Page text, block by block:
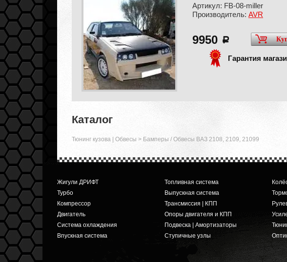
Артикул: FB-08-miller
Производитель: AVR
9950 a
Гарантия
Каталог
Тюнинг кузова | Обвесы > Бамперы / Обвесы ВАЗ 2108, 2109, 21099
Жигули ДРИФТ
Турбо
Компрессор
Двигатель
Система охлаждения
Впускная система
Топливная система
Выпускная система
Трансмиссия | КПП
Опоры двигателя и КПП
Подвеска | Амортизаторы
Ступичные узлы